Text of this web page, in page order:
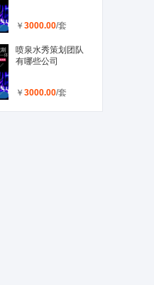
￥ 3000.00/套
喷泉水秀策划团队
有哪些公司
￥ 3000.00/套